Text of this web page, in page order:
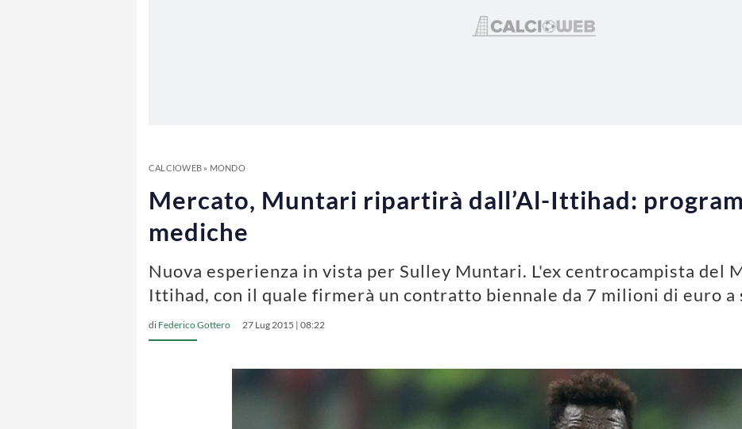
CALCIOWEB» MONDO
Mercato, Muntari ripartirà dall’Al-Ittihad:
mediche
Nuova esperienza in vista per Sulley Muntari. L'ex centrocampista del
Ittihad, con il quale firmerà un contratto biennale da 7 milioni di euro a
di Federico Gottero 27 Lug 2015 | 08:22